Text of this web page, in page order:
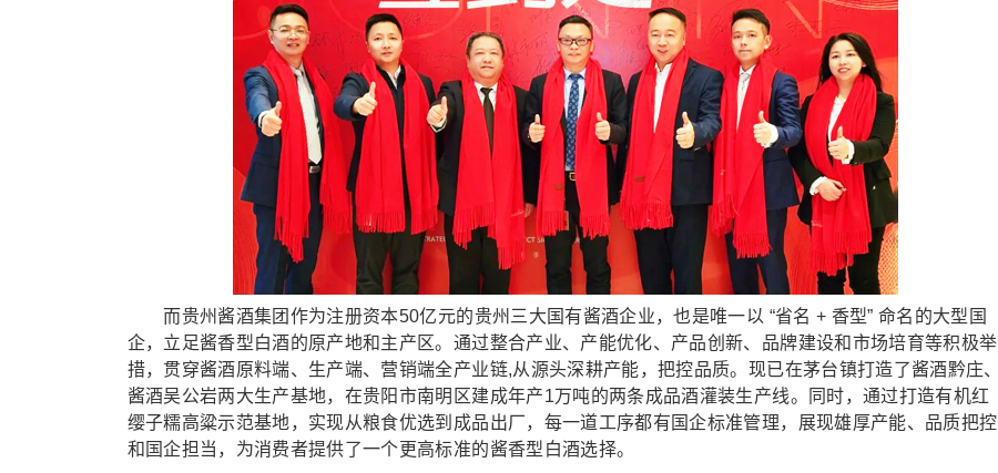
而贵州酱酒集团作为注册资本50亿元的贵州三大国有酱酒企业，也是唯一以 “省名 + 香型” 命名的大型国
企，立足酱香型白酒的原产地和主产区。通过整合产业、产能优化、产品创新、品牌建设和市场培育等积极举
措，贯穿酱酒原料端、生产端、营销端全产业链,从源头深耕产能，把控品质。现已在茅台镇打造了酱酒黔庄、
酱酒吴公岩两大生产基地，在贵阳市南明区建成年产1万吨的两条成品酒灌装生产线。同时，通过打造有机红
缨子糯高粱示范基地，实现从粮食优选到成品出厂，每一道工序都有国企标准管理，展现雄厚产能、品质把控
和国企担当，为消费者提供了一个更高标准的酱香型白酒选择。